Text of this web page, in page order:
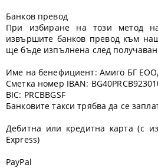
Банков превод
При избиране на този метод
извършите банков превод към
ще бъде изпълнена след
Име на бенефициент: Амиго БГ
Сметка номер IBAN:
BIC: PRCBBGSF
Банковите такси трябва да се
Дебитна или кредитна карта (с
Express)
PayPal